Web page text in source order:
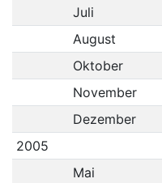
Juli
August
Oktober
November
Dezember
2005
Mai